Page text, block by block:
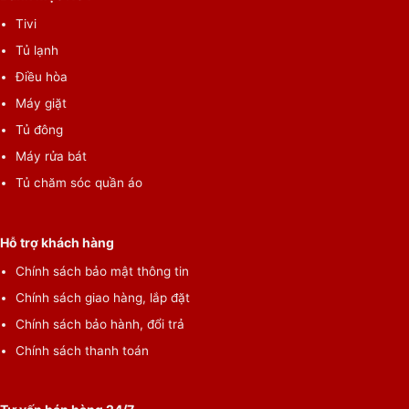
*Hình ảnh chỉ mang tính chất minh họa sản phẩm
– Công nghệ giặt AI Wash tự động tính toán như lượng nước
giặt xả và lượng nước.
Tivi
Tủ lạnh
Điều hòa
Máy giặt
Tủ đông
Máy rửa bát
Tủ chăm sóc quần áo
Hỗ trợ khách hàng
Chính sách bảo mật thông tin
Chính sách giao hàng, lắp đặt
Chính sách bảo hành, đổi trả
Chính sách thanh toán